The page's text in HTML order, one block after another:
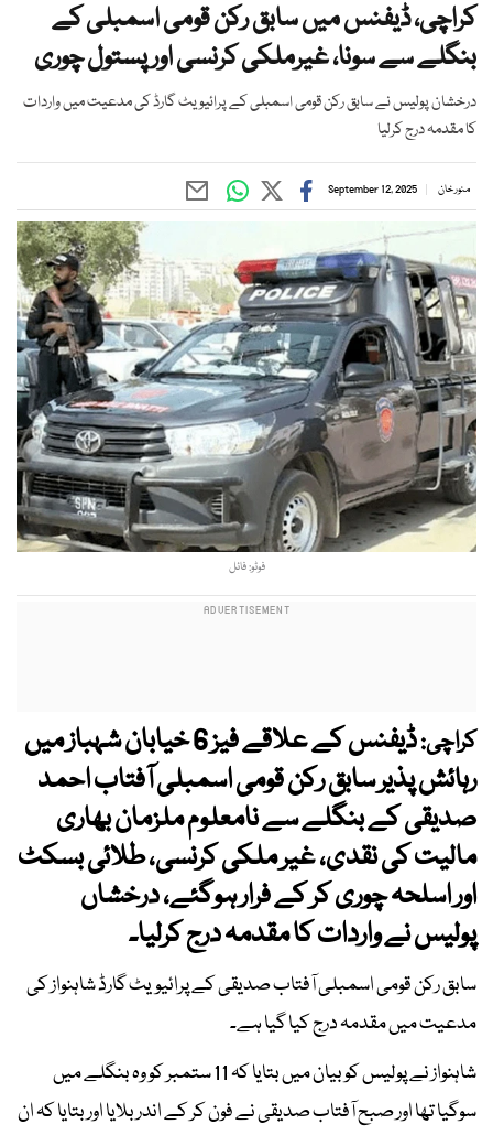
کراچی، ڈیفنس میں سابق رکن قومی اسمبلی کے
بنگلے سے سونا، غیرملکی کرنسی اور پستول چوری
درخشان پولیس نے سابق رکن قومی اسمبلی کے پرائیویٹ گارڈ کی مدعیت میں واردات
کا مقدمہ درج کرلیا
منور خان September 12, 2025
فوٹو: فائل
کراچی:
ڈیفنس کے علاقے فیز 6 خیابان شہباز میں
رہائش پذیر سابق رکن قومی اسمبلی آفتاب احمد
صدیقی کے بنگلے سے نامعلوم ملزمان بھاری
مالیت کی نقدی، غیر ملکی کرنسی، طلائی بسکٹ
اور اسلحہ چوری کر کے فرار ہوگئے، درخشاں
پولیس نے واردات کا مقدمہ درج کرلیا۔
سابق رکن قومی اسمبلی آفتاب صدیقی کے پرائیویٹ گارڈ شاہنواز کی
مدعیت میں مقدمہ درج کیا گیا ہے۔
شاہنواز نے پولیس کو بیان میں بتایا کہ 11 ستمبر کو وہ بنگلے میں
سوگیا تھا اور صبح آفتاب صدیقی نے فون کر کے اندر بلایا اور بتایا کہ ان